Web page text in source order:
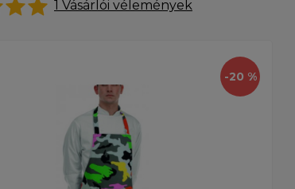
1 Vásárlói vélemények
-20 %